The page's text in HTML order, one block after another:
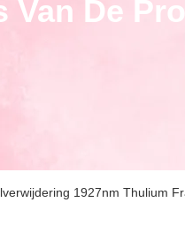
Van De
1927nm Thulium